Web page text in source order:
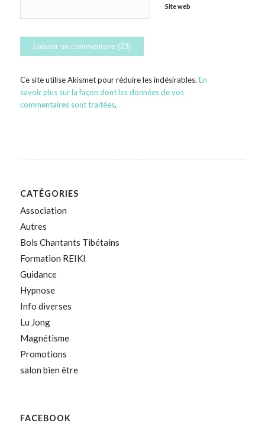
Site web
Ce site utilise Akismet pour réduire les indésirables. En
savoir plus sur la façon dont les données de vos
commentaires sont traitées.
CATÉGORIES
Association
Autres
Bols Chantants Tibétains
Formation REIKI
Guidance
Hypnose
Info diverses
Lu Jong
Magnétisme
Promotions
salon bien être
FACEBOOK